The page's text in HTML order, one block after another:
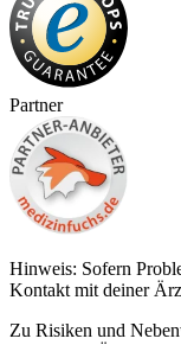
Partner
Hinweis: Sofern
Kontakt mit deiner
Zu Risiken und